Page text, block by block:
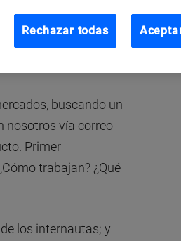
país por país
de este país,
buscando un
nosotros vía correo
Primer
trabajan? ¿Qué
los internautas; y
Rechazar todas